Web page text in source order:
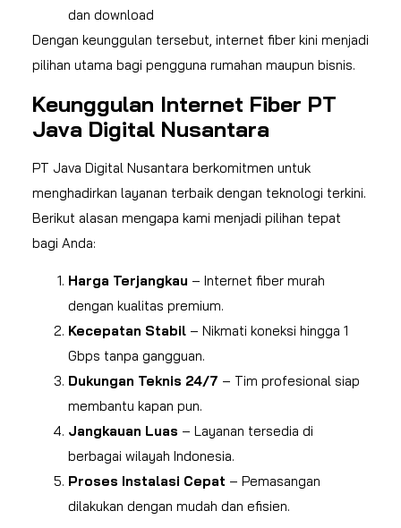
dan download
Dengan keunggulan tersebut, internet fiber kini menjadi
pilihan utama bagi pengguna rumahan maupun bisnis.
Keunggulan Internet Fiber PT
Java Digital Nusantara
PT Java Digital Nusantara berkomitmen untuk
menghadirkan layanan terbaik dengan teknologi terkini.
Berikut alasan mengapa kami menjadi pilihan tepat
bagi Anda:
Harga Terjangkau – Internet fiber murah
dengan kualitas premium.
Kecepatan Stabil– Nikmati koneksi hingga 1
Gbps tanpa gangguan.
Dukungan Teknis 24/7 – Tim profesional siap
membantu kapan pun.
Jangkauan Luas – Layanan tersedia di
berbagai wilayah Indonesia.
Proses Instalasi Cepat – Pemasangan
dilakukan dengan mudah dan efisien.